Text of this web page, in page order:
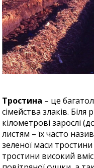
Тростина – це
сімейства злаків.
кілометрові зарослі
листям – їх часто
зеленої маси
тростини високий